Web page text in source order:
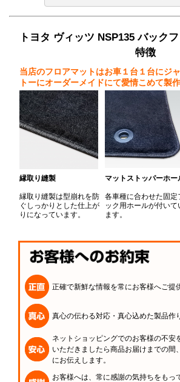
トヨタ ヴィッツ NSP135 バック
特徴
当店のフロアマットはお車１台１台にジ
トーにオーダーメイドにて愛情こめて製
縁取り縫製
縁取り縫製は型崩れを防
ぐしっかりとした仕上が
りになっています。
マットストッパーホー
各車種に合わせた固定
ック用ホールが付いて
ます。
正確で新鮮な情報を常にお客様へご提
真心の伝わる対応・真心込めた製品作
ネットショッピングでのお客様の不安
いただきましたら商品お届けまでの間
にお伝えします。
お客様へは、常に感謝の気持ちをもっ